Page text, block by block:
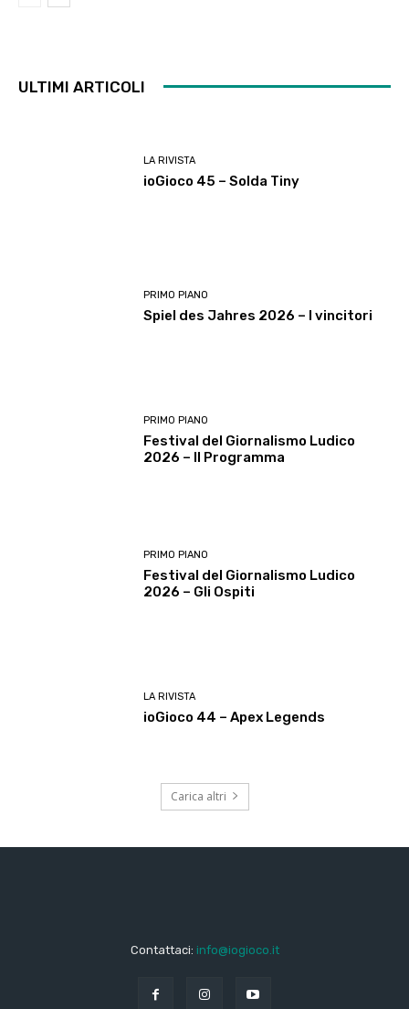
ULTIMI ARTICOLI
LA RIVISTA
ioGioco 45 – Solda Tiny
PRIMO PIANO
Spiel des Jahres 2026 – I vincitori
PRIMO PIANO
Festival del Giornalismo Ludico
2026 – Il Programma
PRIMO PIANO
Festival del Giornalismo Ludico
2026 – Gli Ospiti
LA RIVISTA
ioGioco 44 – Apex Legends
Carica altri
Contattaci: info@iogioco.it